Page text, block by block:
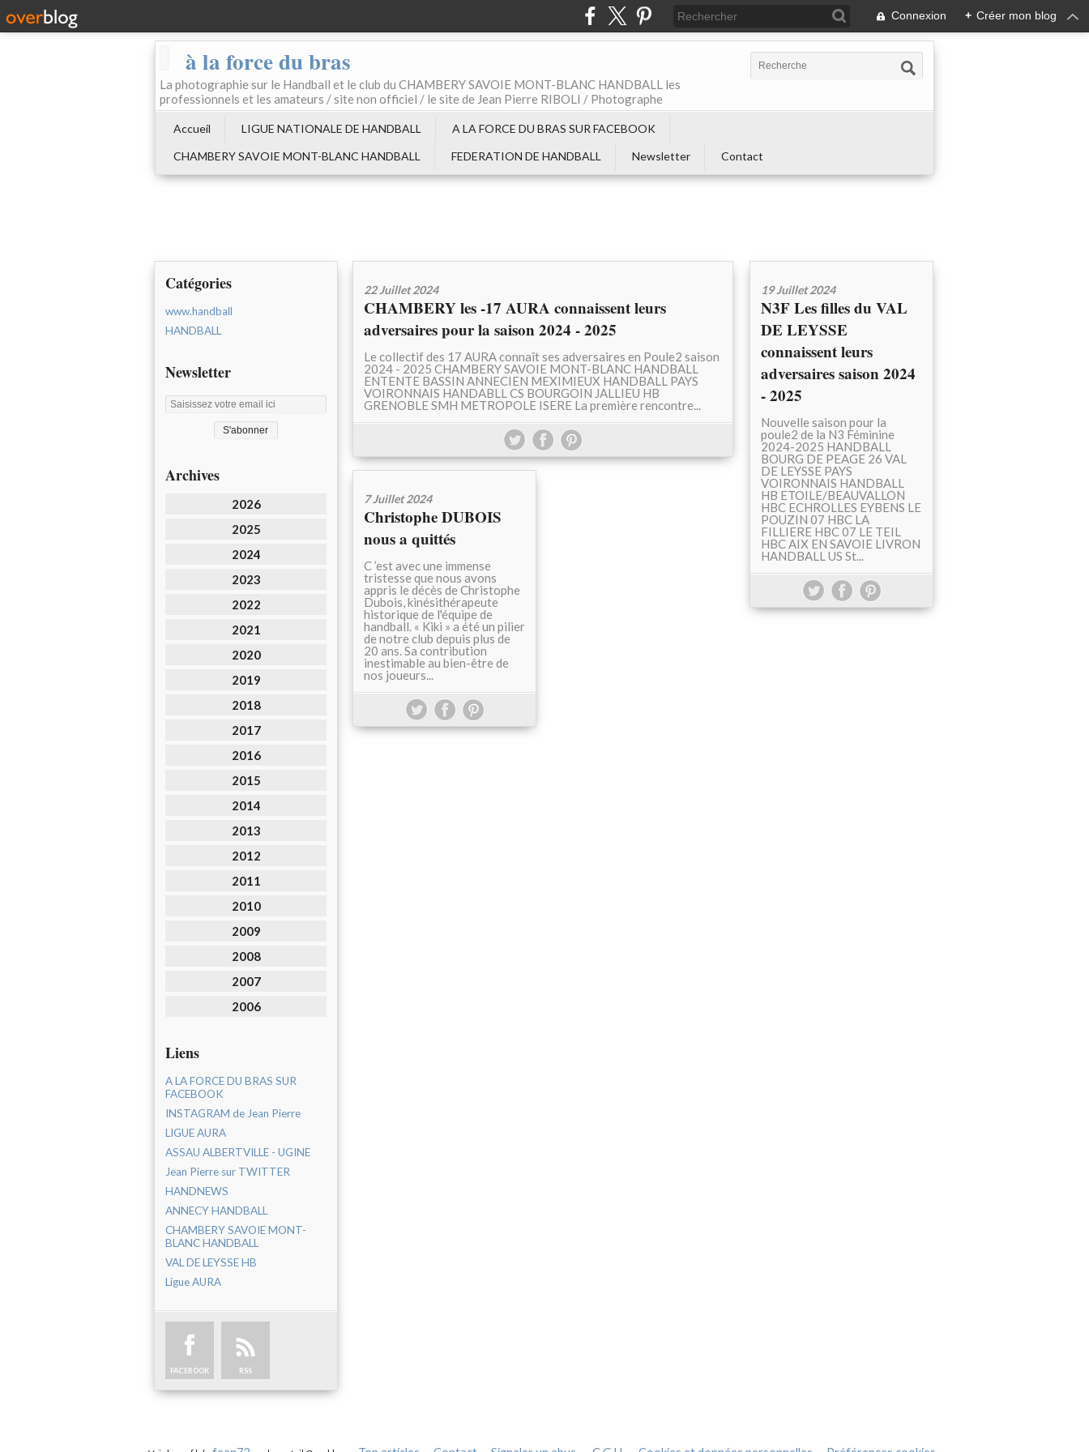
Connexion + Créer mon blog
à la force du bras
La photographie sur le Handball et le club du CHAMBERY SAVOIE MONT-BLANC HANDBALL les
professionnels et les amateurs / site non officiel / le site de Jean Pierre RIBOLI / Photographe
Accueil LIGUE NATIONALE DE HANDBALL
A LA FORCE DU BRAS SUR FACEBOOK
CHAMBERY SAVOIE MONT-BLANC HANDBALL
FEDERATION DE HANDBALL Newsletter Contact
Catégories
www.handball
HANDBALL
Newsletter
Archives
2026
2025
2024
2023
2022
2021
2020
2019
2018
2017
2016
2015
2014
2013
2012
2011
2010
2009
2008
2007
2006
Liens
A LA FORCE DU BRAS SUR
FACEBOOK
INSTAGRAM de Jean Pierre
LIGUE AURA
ASSAU ALBERTVILLE - UGINE
Jean Pierre sur TWITTER
HANDNEWS
ANNECY HANDBALL
CHAMBERY SAVOIE MONT-
BLANC HANDBALL
VAL DE LEYSSE HB
Ligue AURA
FACEBOOK RSS
22 Juillet 2024
CHAMBERY les -17 AURA connaissent leurs
adversaires pour la saison 2024 - 2025
Le collectif des 17 AURA connaît ses adversaires en Poule2 saison
2024 - 2025 CHAMBERY SAVOIE MONT-BLANC HANDBALL
ENTENTE BASSIN ANNECIEN MEXIMIEUX HANDBALL PAYS
VOIRONNAIS HANDABLL CS BOURGOIN JALLIEU HB
GRENOBLE SMH METROPOLE ISERE La première rencontre...
19 Juillet 2024
N3F Les filles du VAL
DE LEYSSE
connaissent leurs
adversaires saison 2024
- 2025
Nouvelle saison pour la
poule2 de la N3 Féminine
2024-2025 HANDBALL
BOURG DE PEAGE 26 VAL
DE LEYSSE PAYS
VOIRONNAIS HANDBALL
HB ETOILE/BEAUVALLON
HBC ECHROLLES EYBENS LE
POUZIN 07 HBC LA
FILLIERE HBC 07 LE TEIL
HBC AIX EN SAVOIE LIVRON
HANDBALL US St...
7 Juillet 2024
Christophe DUBOIS
nous a quittés
C ’est avec une immense
tristesse que nous avons
appris le décès de Christophe
Dubois, kinésithérapeute
historique de l'équipe de
handball. « Kiki » a été un pilier
de notre club depuis plus de
20 ans. Sa contribution
inestimable au bien-être de
nos joueurs...